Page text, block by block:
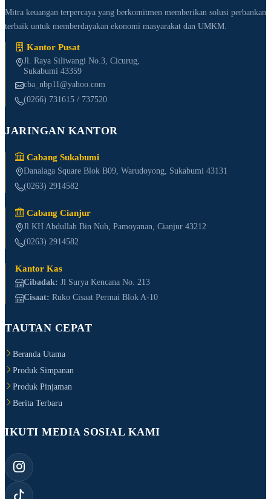
Mitra keuangan terpercaya yang berkomitmen memberikan solusi perbankan
terbaik untuk memberdayakan ekonomi masyarakat dan UMKM.
Kantor Pusat
Jl. Raya Siliwangi No.3, Cicurug,
Sukabumi 43359
cba_nbp11@yahoo.com
(0266) 731615 / 737520
JARINGAN KANTOR
Cabang Sukabumi
Danalaga Square Blok B09, Warudoyong, Sukabumi 43131
(0263) 2914582
Cabang Cianjur
Jl KH Abdullah Bin Nuh, Pamoyanan, Cianjur 43212
(0263) 2914582
Kantor Kas
Cibadak: Jl Surya Kencana No. 213
Cisaat: Ruko Cisaat Permai Blok A-10
TAUTAN CEPAT
Beranda Utama
Produk Simpanan
Produk Pinjaman
Berita Terbaru
IKUTI MEDIA SOSIAL KAMI